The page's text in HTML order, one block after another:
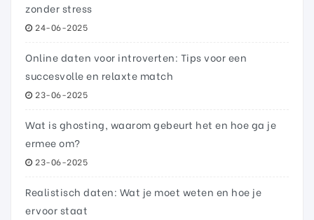
zonder stress
24-06-2025
Online daten voor introverten: Tips voor een
succesvolle en relaxte match
23-06-2025
Wat is ghosting, waarom gebeurt het en hoe ga je
ermee om?
23-06-2025
Realistisch daten: Wat je moet weten en hoe je
ervoor staat